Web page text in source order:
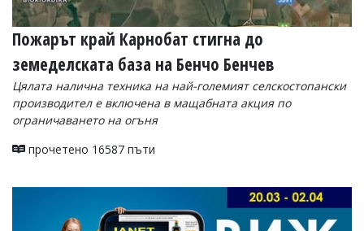
Пожарът край Карнобат стигна до
земеделската база на Бенчо Бенчев
Цялата налична техника на най-големият селскостопански
производител е включена в мащабната акция по
ограничаването на огъня
прочетено 16587 пъти